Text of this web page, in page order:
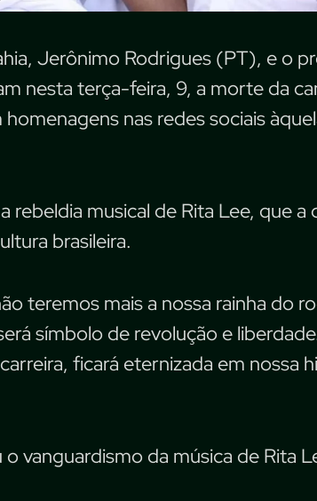
Jerônimo Rodrigues (PT), e o
nesta terça-feira, 9, a morte da
nas redes sociais
rebeldia musical de Rita Lee, que a
brasileira.
teremos mais a nossa rainha do
símbolo de revolução e
ficará eternizada em nossa
o vanguardismo da música de Rita